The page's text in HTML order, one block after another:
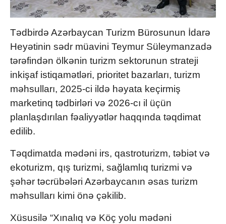
Tədbirdə Azərbaycan Turizm Bürosunun İdarə
Heyətinin sədr müavini Teymur Süleymanzadə
tərəfindən ölkənin turizm sektorunun strateji
inkişaf istiqamətləri, prioritet bazarları, turizm
məhsulları, 2025-ci ildə həyata keçirmiş
marketinq tədbirləri və 2026-cı il üçün
planlaşdırılan fəaliyyətlər haqqında təqdimat
edilib.
Təqdimatda mədəni irs, qastroturizm, təbiət və
ekoturizm, qış turizmi, sağlamlıq turizmi və
şəhər təcrübələri Azərbaycanın əsas turizm
məhsulları kimi önə çəkilib.
Xüsusilə “Xınalıq və Köç yolu mədəni